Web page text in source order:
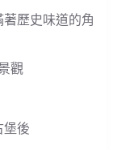
歷史味道的角
觀
堡後